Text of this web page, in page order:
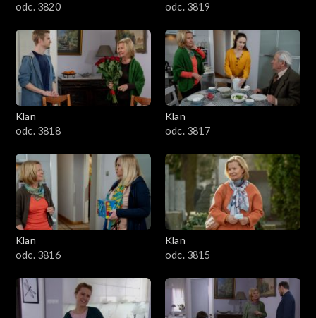
odc. 3820
odc. 3819
Klan
odc. 3818
Klan
odc. 3817
Klan
odc. 3816
Klan
odc. 3815